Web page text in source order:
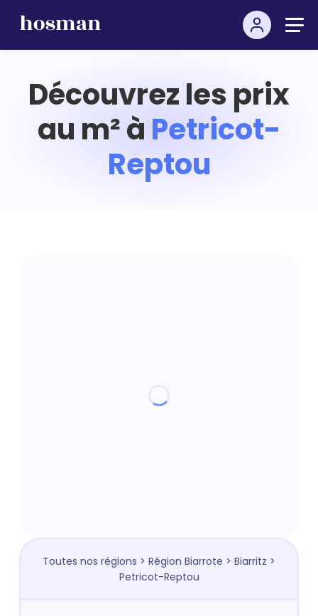
Découvrez les prix
au m² à Petricot-
Reptou
Toutes nos régions > Région Biarrote > Biarritz >
Petricot-Reptou